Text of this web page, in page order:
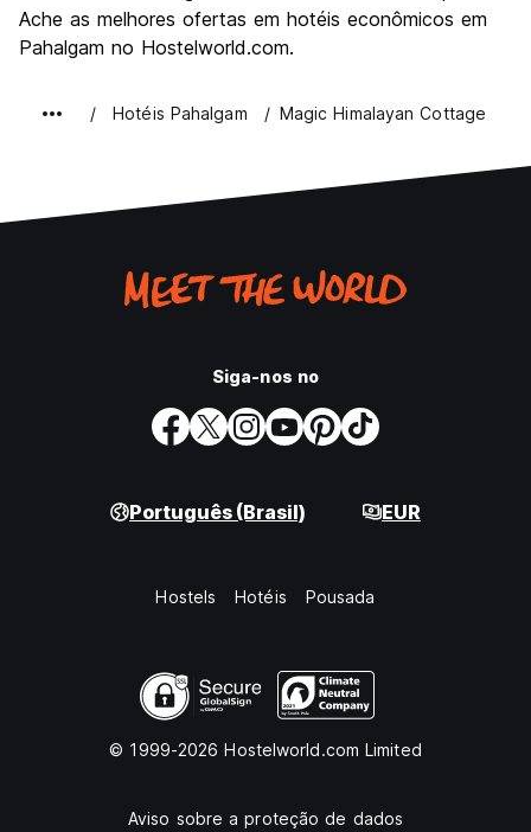
Ache as melhores ofertas em hotéis econômicos em
Pahalgam no Hostelworld.com.
Hotéis Pahalgam Magic Himalayan Cottage
Siga-nos no
Português (Brasil) EUR
Hostels Hotéis Pousada
© 1999-2026 Hostelworld.com Limited
Aviso sobre a proteção de dados